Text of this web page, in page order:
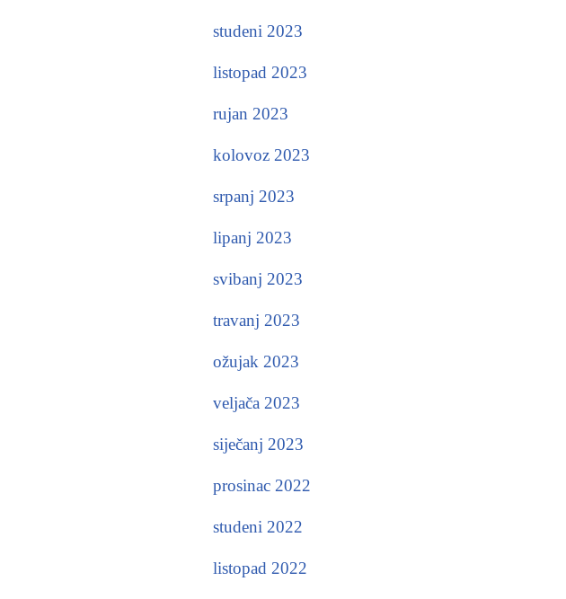
studeni 2023
listopad 2023
rujan 2023
kolovoz 2023
srpanj 2023
lipanj 2023
svibanj 2023
travanj 2023
ožujak 2023
veljača 2023
siječanj 2023
prosinac 2022
studeni 2022
listopad 2022